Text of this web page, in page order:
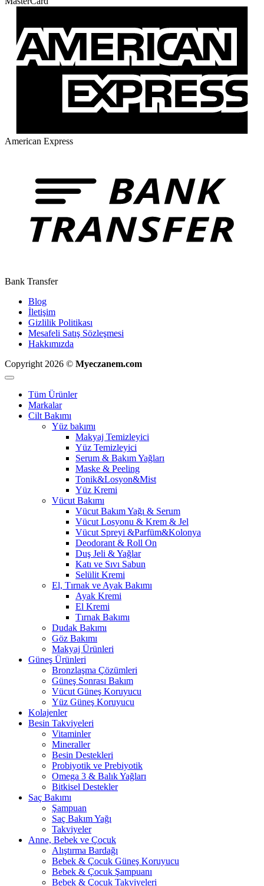
American Express
Bank Transfer
Blog
İletişim
Gizlilik Politikası
Mesafeli Satış Sözleşmesi
Hakkımızda
Copyright 2026 © Myeczanem.com
Tüm Ürünler
Markalar
Cilt Bakımı
Yüz bakımı
Makyaj Temizleyici
Yüz Temizleyici
Serum & Bakım Yağları
Maske & Peeling
Tonik&Losyon&Mist
Yüz Kremi
Vücut Bakımı
Vücut Bakım Yağı & Serum
Vücut Losyonu & Krem & Jel
Vücut Spreyi &Parfüm&Kolonya
Deodorant & Roll On
Duş Jeli & Yağlar
Katı ve Sıvı Sabun
Selülit Kremi
El, Tırnak ve Ayak Bakımı
Ayak Kremi
El Kremi
Tırnak Bakımı
Dudak Bakımı
Göz Bakımı
Makyaj Ürünleri
Güneş Ürünleri
Bronzlaşma Çözümleri
Güneş Sonrası Bakım
Vücut Güneş Koruyucu
Yüz Güneş Koruyucu
Kolajenler
Besin Takviyeleri
Vitaminler
Mineraller
Besin Destekleri
Probiyotik ve Prebiyotik
Omega 3 & Balık Yağları
Bitkisel Destekler
Saç Bakımı
Şampuan
Saç Bakım Yağı
Takviyeler
Anne, Bebek ve Çocuk
Alıştırma Bardağı
Bebek & Çocuk Güneş Koruyucu
Bebek & Çocuk Şampuanı
Bebek & Çocuk Takviyeleri